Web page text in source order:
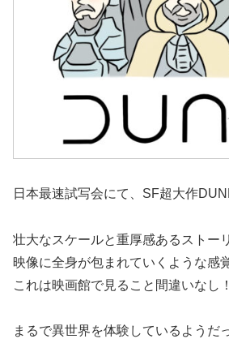
日本最速試写会にて、SF超大作
壮大なスケールと重厚感あるストー
映像に全身が包まれていくような感覚
これは映画館で見ること間違いなし！
まるで異世界を体験しているようだ